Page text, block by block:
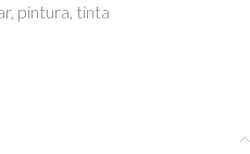
, pintura, tinta